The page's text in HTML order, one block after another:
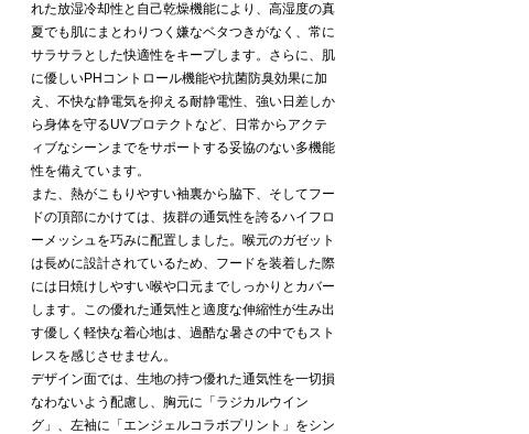
れた放湿冷却性と自己乾燥機能により、高湿度の真
夏でも肌にまとわりつく嫌なベタつきがなく、常に
サラサラとした快適性をキープします。さらに、肌
に優しいPHコントロール機能や抗菌防臭効果に加
え、不快な静電気を抑える耐静電性、強い日差しか
ら身体を守るUVプロテクトなど、日常からアクテ
ィブなシーンまでをサポートする妥協のない多機能
性を備えています。
また、熱がこもりやすい袖裏から脇下、そしてフー
ドの頂部にかけては、抜群の通気性を誇るハイフロ
ーメッシュを巧みに配置しました。喉元のガゼット
は長めに設計されているため、フードを装着した際
には日焼けしやすい喉や口元までしっかりとカバー
します。この優れた通気性と適度な伸縮性が生み出
す優しく軽快な着心地は、過酷な暑さの中でもスト
レスを感じさせません。
デザイン面では、生地の持つ優れた通気性を一切損
なわないよう配慮し、胸元に「ラジカルウイン
グ」、左袖に「エンジェルコラボプリント」をシン